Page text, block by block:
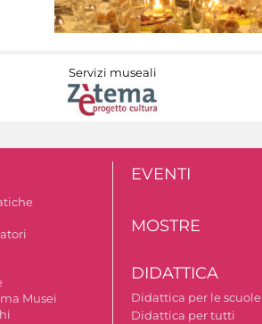
Servizi museali
Musei
EVENTI
MOSTRE
DIDATTICA
Didattica per le scuole
Didattica per tutti